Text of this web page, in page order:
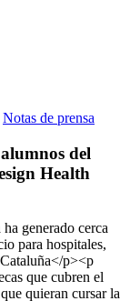
Notas de prensa
del
Health
generado cerca
para hospitales,
p><p
que cubren el
quieran cursar la